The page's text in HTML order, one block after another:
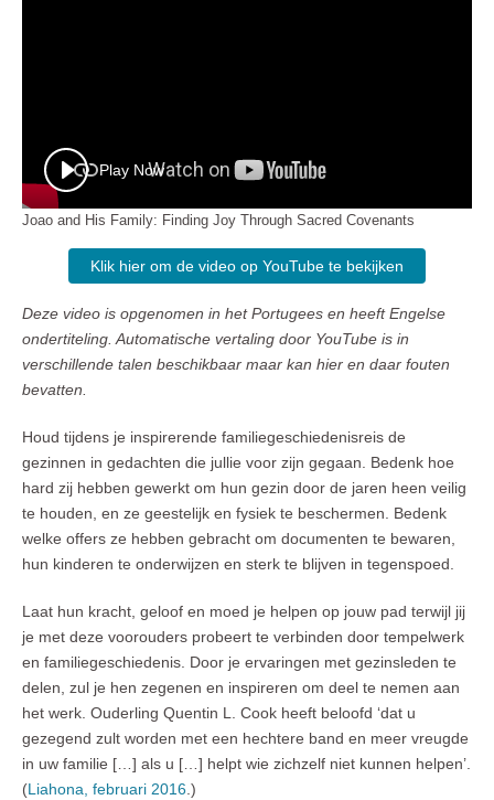
Play Now
Joao and His Family: Finding Joy Through Sacred Covenants
Klik hier om de video op YouTube te bekijken
Deze video is opgenomen in het Portugees en heeft Engelse
ondertiteling. Automatische vertaling door YouTube is in
verschillende talen beschikbaar maar kan hier en daar fouten
bevatten.
Houd tijdens je inspirerende familiegeschiedenisreis de
gezinnen in gedachten die jullie voor zijn gegaan. Bedenk hoe
hard zij hebben gewerkt om hun gezin door de jaren heen veilig
te houden, en ze geestelijk en fysiek te beschermen. Bedenk
welke offers ze hebben gebracht om documenten te bewaren,
hun kinderen te onderwijzen en sterk te blijven in tegenspoed.
Laat hun kracht, geloof en moed je helpen op jouw pad terwijl jij
je met deze voorouders probeert te verbinden door tempelwerk
en familiegeschiedenis. Door je ervaringen met gezinsleden te
delen, zul je hen zegenen en inspireren om deel te nemen aan
het werk. Ouderling Quentin L. Cook heeft beloofd ‘dat u
gezegend zult worden met een hechtere band en meer vreugde
in uw familie […] als u […] helpt wie zichzelf niet kunnen helpen’.
(Liahona, februari 2016.)